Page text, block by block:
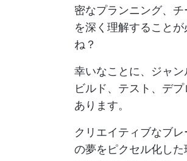
密なプランニング、
を深く理解すること
ね？
幸いなことに、ジャ
ビルド、テスト、デ
あります。
クリエイティブなブ
の夢をピクセル化した